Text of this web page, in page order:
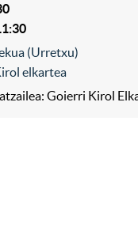
(Urretxu)
elkartea
Goierri Kirol